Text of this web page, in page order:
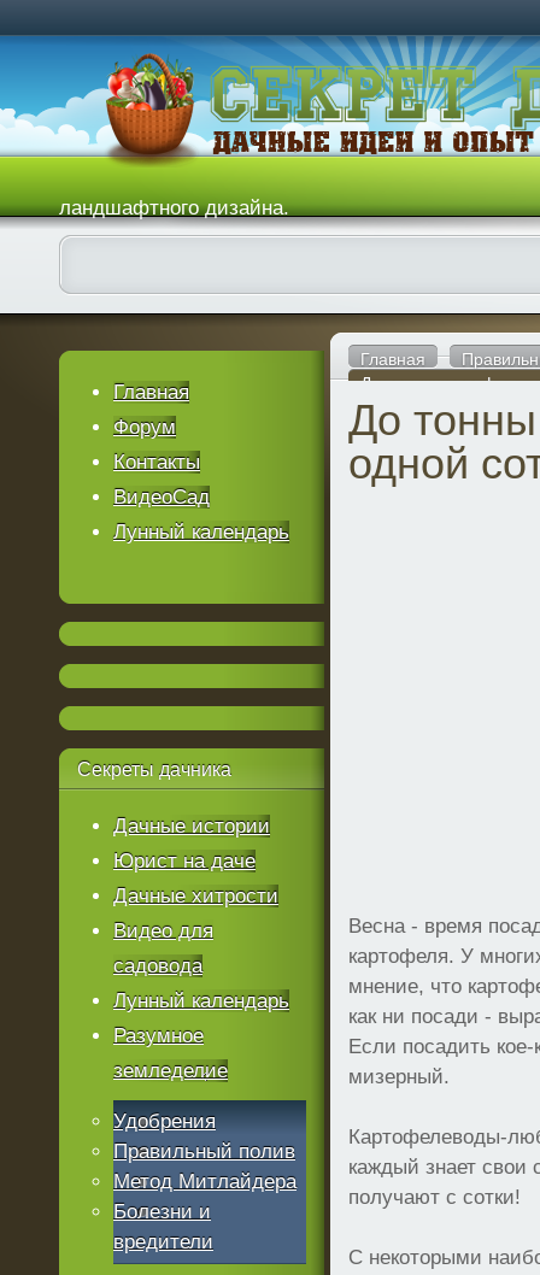
ландшафтного дизайна.
Главная
До тонны картофеля
До
одной
Весна - время
картофеля. У
мнение, что
как ни посади -
Если посадить
мизерный.
Картофелеводы-
каждый знает свои
получают с сотки!
С некоторыми
Главная
Форум
Контакты
ВидеоСад
Лунный календарь
Секреты дачника
Дачные истории
Юрист на даче
Дачные хитрости
Видео для
садовода
Лунный календарь
Разумное
земледелие
Удобрения
Правильный полив
Метод Митлайдера
Болезни и
вредители